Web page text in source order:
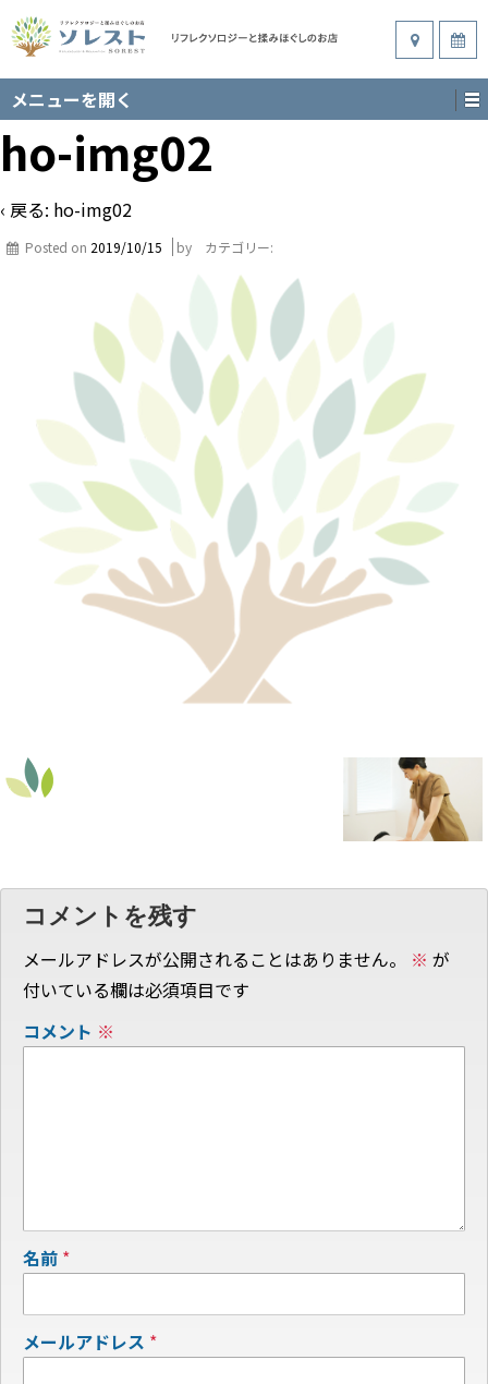
メニューを開く
ho-img02
‹ 戻る: ho-img02
Posted on 2019/10/15 by カテゴリー:
コメントを残す
メールアドレスが公開されることはありません。 ※ が
付いている欄は必須項目です
コメント ※
名前 *
メールアドレス *